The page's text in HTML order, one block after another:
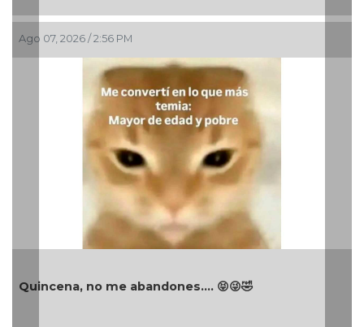
Ago 07, 2026 / 2:56 PM
Quincena, no me abandones.... 😝😜🤣